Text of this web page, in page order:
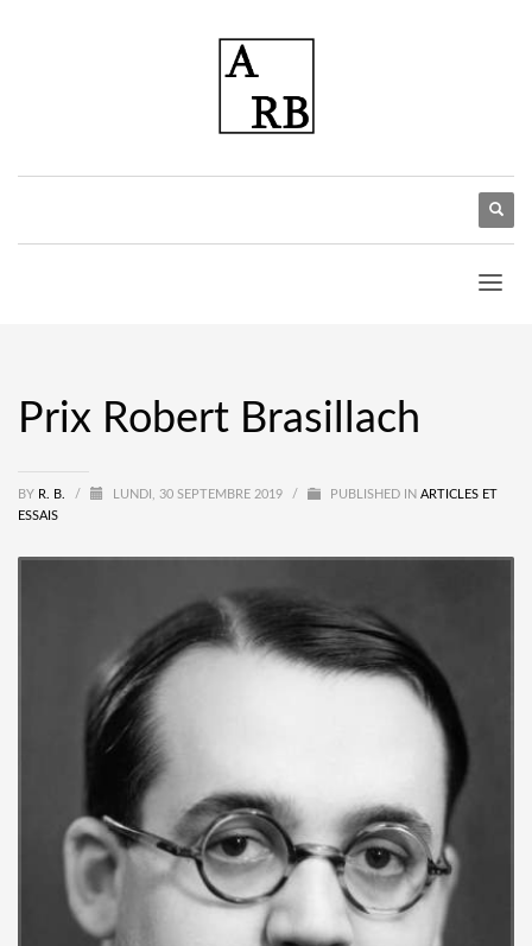
Prix Robert Brasillach
BY R. B. / LUNDI, 30 SEPTEMBRE 2019 / PUBLISHED IN ARTICLES ET
ESSAIS